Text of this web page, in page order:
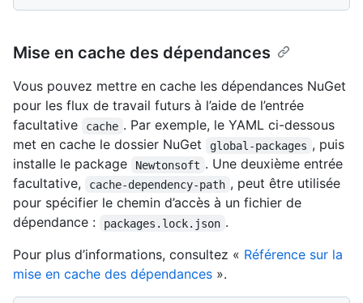
Mise en cache des dépendances
Vous pouvez mettre en cache les dépendances NuGet
pour les flux de travail futurs à l’aide de l’entrée
facultative
cache . Par exemple, le YAML ci-dessous
met en cache le dossier NuGet
global-packages , puis
installe le package
Newtonsoft . Une deuxième entrée
facultative,
cache-dependency-path , peut être utilisée
pour spécifier le chemin d’accès à un fichier de
dépendance :
packages.lock.json .
Pour plus d’informations, consultez « Référence sur la
mise en cache des dépendances ».